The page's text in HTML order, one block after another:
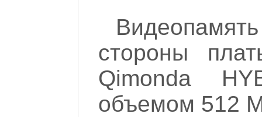
стороны
Qimonda
объемом 512